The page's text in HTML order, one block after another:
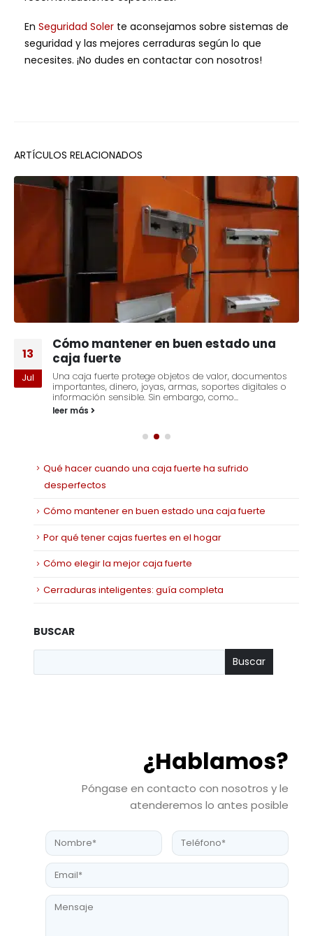
En Seguridad Soler te aconsejamos sobre sistemas de
seguridad y las mejores cerraduras según lo que
necesites. ¡No dudes en contactar con nosotros!
ARTÍCULOS RELACIONADOS
13
Jul
Cómo mantener en buen estado una
caja fuerte
Una caja fuerte protege objetos de valor, documentos
importantes, dinero, joyas, armas, soportes digitales o
información sensible. Sin embargo, como...
leer más
Qué hacer cuando una caja fuerte ha sufrido
desperfectos
Cómo mantener en buen estado una caja fuerte
Por qué tener cajas fuertes en el hogar
Cómo elegir la mejor caja fuerte
Cerraduras inteligentes: guía completa
BUSCAR
Buscar
¿Hablamos?
Póngase en contacto con nosotros y le
atenderemos lo antes posible